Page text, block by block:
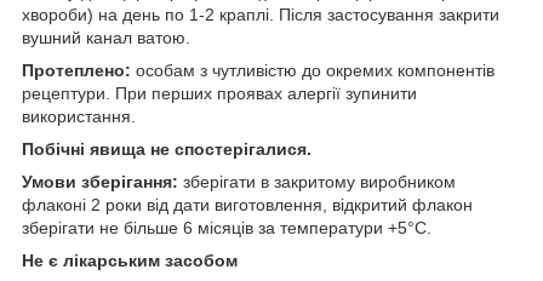
хвороби) на день по 1-2 краплі. Після застосування закрити
вушний канал ватою.
Протеплено: особам з чутливістю до окремих компонентів
рецептури. При перших проявах алергії зупинити
використання.
Побічні явища не спостерігалися.
Умови зберігання: зберігати в закритому виробником
флаконі 2 роки від дати виготовлення, відкритий флакон
зберігати не більше 6 місяців за температури +5°С.
Не є лікарським засобом